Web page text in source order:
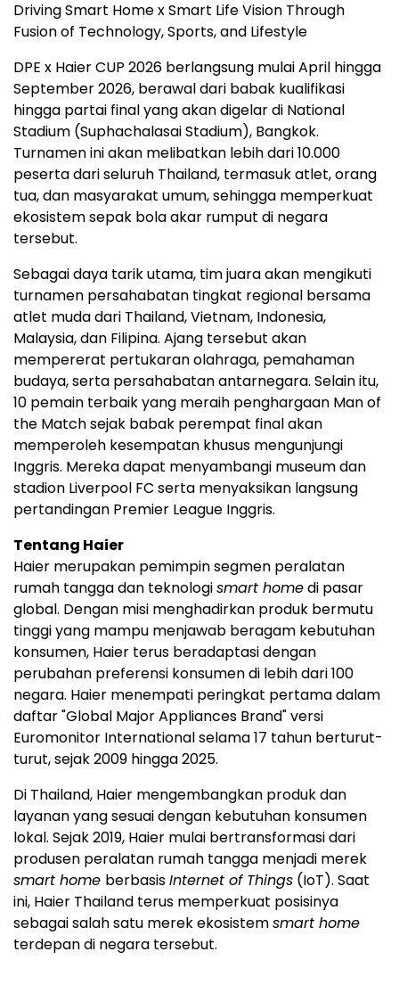
Driving Smart Home x Smart Life Vision Through
Fusion of Technology, Sports, and Lifestyle
DPE x Haier CUP 2026 berlangsung mulai April hingga
September 2026, berawal dari babak kualifikasi
hingga partai final yang akan digelar di National
Stadium (Suphachalasai Stadium), Bangkok.
Turnamen ini akan melibatkan lebih dari 10.000
peserta dari seluruh Thailand, termasuk atlet, orang
tua, dan masyarakat umum, sehingga memperkuat
ekosistem sepak bola akar rumput di negara
tersebut.
Sebagai daya tarik utama, tim juara akan mengikuti
turnamen persahabatan tingkat regional bersama
atlet muda dari Thailand, Vietnam, Indonesia,
Malaysia, dan Filipina. Ajang tersebut akan
mempererat pertukaran olahraga, pemahaman
budaya, serta persahabatan antarnegara. Selain itu,
10 pemain terbaik yang meraih penghargaan Man of
the Match sejak babak perempat final akan
memperoleh kesempatan khusus mengunjungi
Inggris. Mereka dapat menyambangi museum dan
stadion Liverpool FC serta menyaksikan langsung
pertandingan Premier League Inggris.
Tentang Haier
Haier merupakan pemimpin segmen peralatan
rumah tangga dan teknologismart homedi pasar
global. Dengan misi menghadirkan produk bermutu
tinggi yang mampu menjawab beragam kebutuhan
konsumen, Haier terus beradaptasi dengan
perubahan preferensi konsumen di lebih dari 100
negara. Haier menempati peringkat pertama dalam
daftar "Global Major Appliances Brand" versi
Euromonitor International selama 17 tahun berturut-
turut, sejak 2009 hingga 2025.
Di Thailand, Haier mengembangkan produk dan
layanan yang sesuai dengan kebutuhan konsumen
lokal. Sejak 2019, Haier mulai bertransformasi dari
produsen peralatan rumah tangga menjadi merek
smart home berbasisInternet of Things (IoT). Saat
ini, Haier Thailand terus memperkuat posisinya
sebagai salah satu merek ekosistemsmart home
terdepan di negara tersebut.